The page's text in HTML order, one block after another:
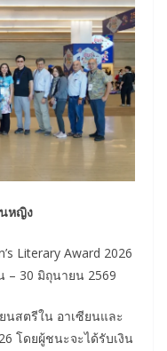
นหญิง
Literary Award 2026
– 30 มิถุนายน 2569
นสตรีใน อาเซียนและ
โดยผู้ชนะจะได้รับเงิน